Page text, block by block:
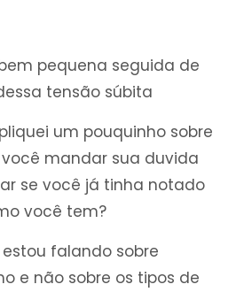
pequena seguida de
tensão súbita
um pouquinho sobre
mandar sua duvida
se você já tinha notado
você tem?
falando sobre
e não sobre os tipos de